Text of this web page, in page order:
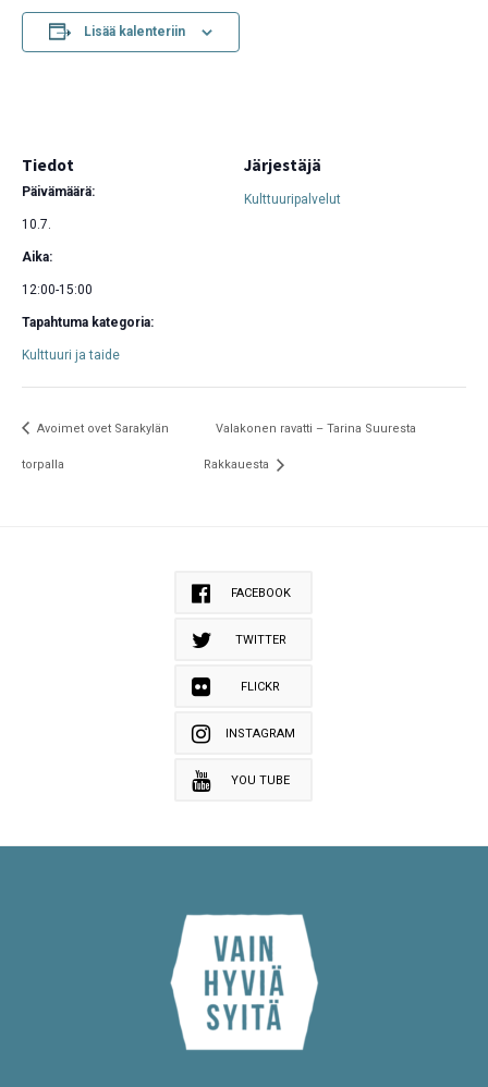
Lisää kalenteriin
Tiedot
Päivämäärä:
10.7.
Aika:
12:00-15:00
Tapahtuma kategoria:
Kulttuuri ja taide
Järjestäjä
Kulttuuripalvelut
Avoimet ovet Sarakylän
torpalla
Valakonen ravatti – Tarina Suuresta
Rakkauesta
FACEBOOK
TWITTER
FLICKR
INSTAGRAM
YOU TUBE